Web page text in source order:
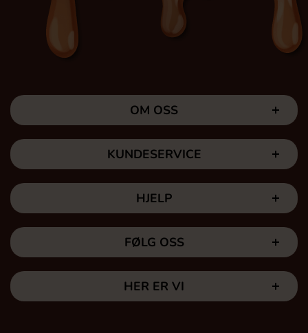
OM OSS
KUNDESERVICE
HJELP
FØLG OSS
HER ER VI